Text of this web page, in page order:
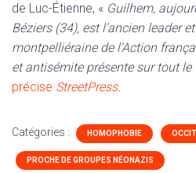
de Luc-Étienne, « Guilhem,
Béziers (34), est l’ancien leader
montpelliéraine de l’Action
et antisémite présente sur tout
précise StreetPress.
Catégories : HOMOPHOBIE
PROCHE DE GROUPES NÉONAZIS